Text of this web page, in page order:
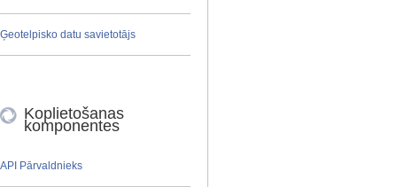
Ģeotelpisko datu savietotājs
Koplietošanas
komponentes
API Pārvaldnieks